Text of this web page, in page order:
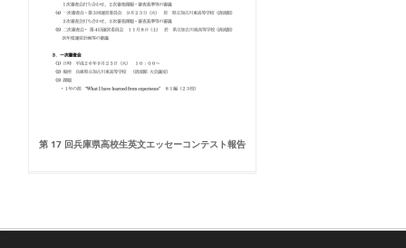
第 17 回兵庫県高校生英文エッセーコンテスト報告